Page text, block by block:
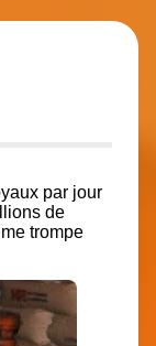
par jour
de
trompe